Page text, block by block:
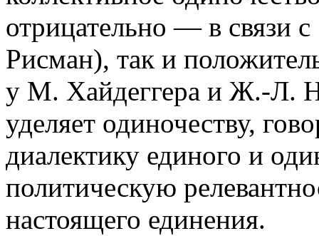
отрицательно — в связи
Рисман), так и
у М. Хайдеггера и Ж.-Л.
уделяет одиночеству,
диалекти­ку единого и
политическую
настоящего единения.